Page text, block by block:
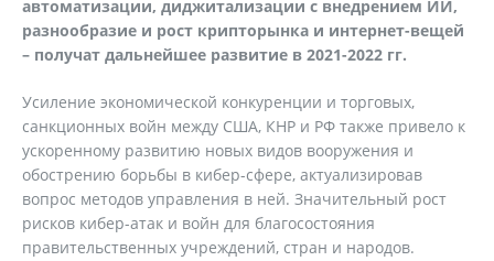
автоматизации, диджитализации с внедрением ИИ,
разнообразие и рост крипторынка и интернет-вещей
– получат дальнейшее развитие в 2021-2022 гг.
Усиление экономической конкуренции и торговых,
санкционных войн между США, КНР и РФ также привело к
ускоренному развитию новых видов вооружения и
обострению борьбы в кибер-сфере, актуализировав
вопрос методов управления в ней. Значительный рост
рисков кибер-атак и войн для благосостояния
правительственных учреждений, стран и народов.